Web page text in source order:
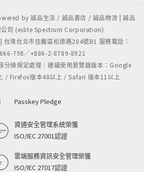
by 誠品生活 / 誠品書店 / 誠品物流 | 誠品
公司 (eslite Spectrum Corporation)
灣台北市信義區松德路204號B1 服務電話：
798／+886-2-8789-8921
分級規定處理｜建議使用瀏覽器版本：Google
/ Firefox版本48以上 / Safari 版本11以上
Passkey Pledge
資通安全管理系統榮獲
ISO/IEC 27001認證
雲端服務資訊安全管理榮獲
ISO/IEC 27017認證